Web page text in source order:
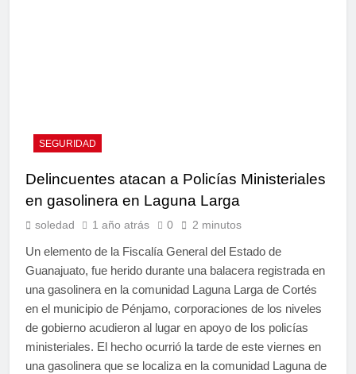
SEGURIDAD
Delincuentes atacan a Policías Ministeriales
en gasolinera en Laguna Larga
soledad 1 año atrás 0 2 minutos
Un elemento de la Fiscalía General del Estado de
Guanajuato, fue herido durante una balacera registrada en
una gasolinera en la comunidad Laguna Larga de Cortés
en el municipio de Pénjamo, corporaciones de los niveles
de gobierno acudieron al lugar en apoyo de los policías
ministeriales. El hecho ocurrió la tarde de este viernes en
una gasolinera que se localiza en la comunidad Laguna de